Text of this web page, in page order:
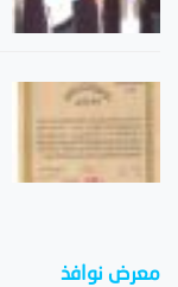
معرض نوافذ